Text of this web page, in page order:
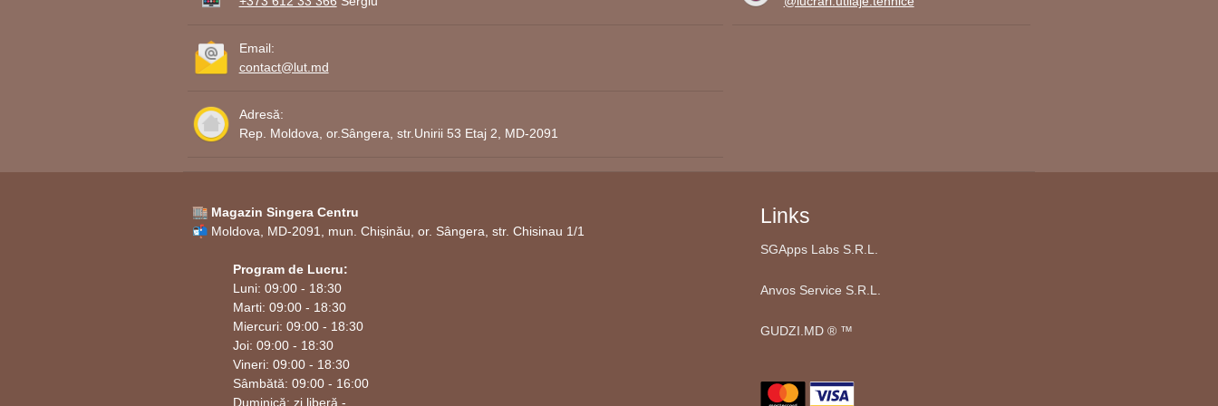
Email:
contact@lut.md
Adresă:
Rep. Moldova, or.Sângera, str.Unirii 53 Etaj 2, MD-2091
🏬 Magazin Singera Centru
📬 Moldova, MD-2091, mun. Chișinău, or. Sângera, str. Chisinau 1/1
Program de Lucru:
Luni: 09:00 - 18:30
Marti: 09:00 - 18:30
Miercuri: 09:00 - 18:30
Joi: 09:00 - 18:30
Vineri: 09:00 - 18:30
Sâmbătă: 09:00 - 16:00
Duminică: zi liberă -
Links
SGApps Labs S.R.L.
Anvos Service S.R.L.
GUDZI.MD ®️ ™️